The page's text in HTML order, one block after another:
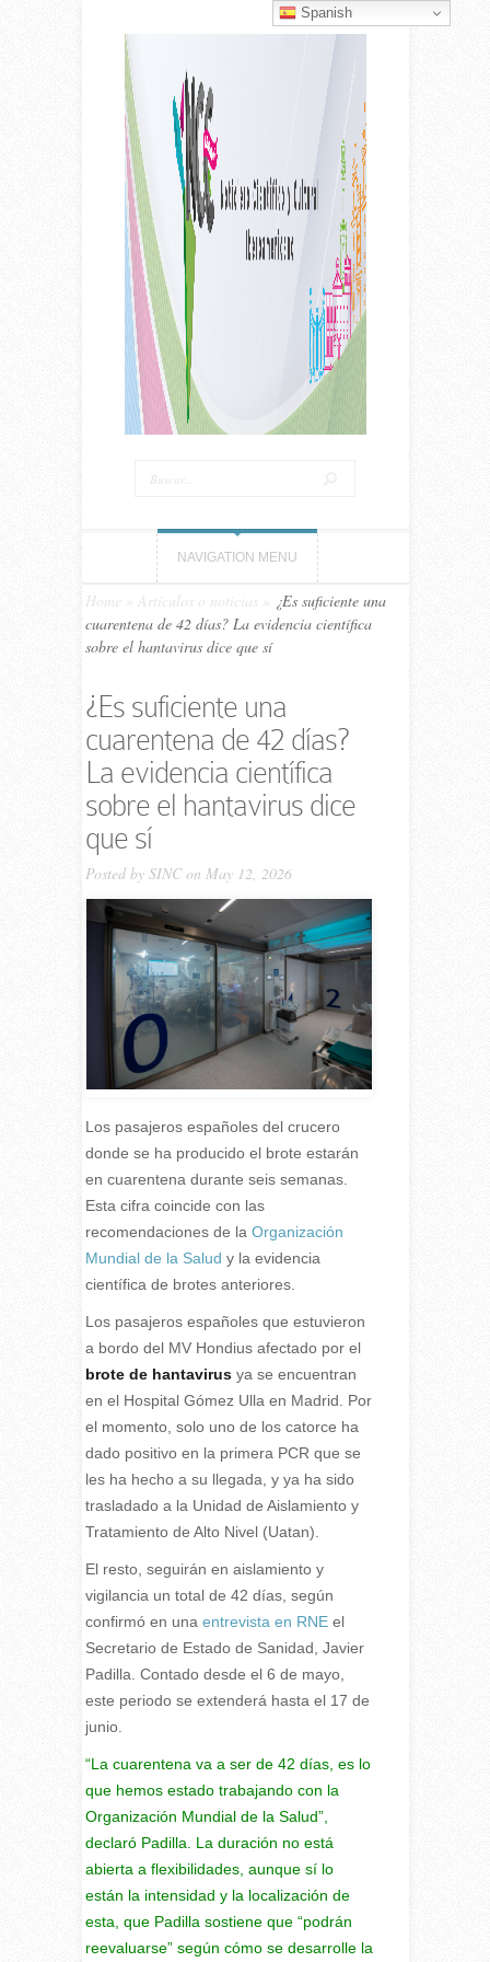
NAVIGATION MENU
Home Artículos o noticias
¿Es suficiente una
cuarentena de 42 días? La evidencia científica
sobre el hantavirus dice que sí
¿Es suficiente una
cuarentena de 42 días?
La evidencia científica
sobre el hantavirus dice
que sí
Posted by SINCon May 12, 2026
Los pasajeros españoles del crucero
donde se ha producido el brote estarán
en cuarentena durante seis semanas.
Esta cifra coincide con las
recomendaciones de la Organización
Mundial de la Salud y la evidencia
científica de brotes anteriores.
L os pasajeros españoles que estuvieron
a bordo del MV Hondius afectado por el
brote de hantavirusya se encuentran
en el Hospital Gómez Ulla en Madrid. Por
el momento, solo uno de los catorce ha
dado positivo en la primera PCR que se
les ha hecho a su llegada, y ya ha sido
trasladado a la Unidad de Aislamiento y
Tratamiento de Alto Nivel (Uatan).
El resto, seguirán en aislamiento y
vigilancia un total de 42 días, según
confirmó en una entrevista en RNEel
Secretario de Estado de Sanidad, Javier
Padilla. Contado desde el 6 de mayo,
este periodo se extenderá hasta el 17 de
junio.
“La cuarentena va a ser de 42 días, es lo
que hemos estado trabajando con la
Organización Mundial de la Salud”,
declaró Padilla. La duración no está
abierta a flexibilidades, aunque sí lo
están la intensidad y la localización de
esta, que Padilla sostiene que “podrán
reevaluarse” según cómo se desarrolle la
Spanish